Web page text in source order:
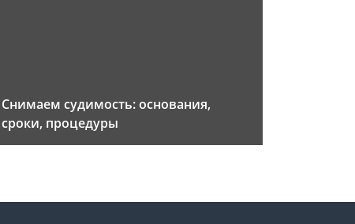
Снимаем судимость: основания,
сроки, процедуры